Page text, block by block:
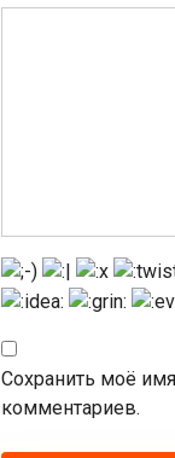
Сохранить моё
комментариев.